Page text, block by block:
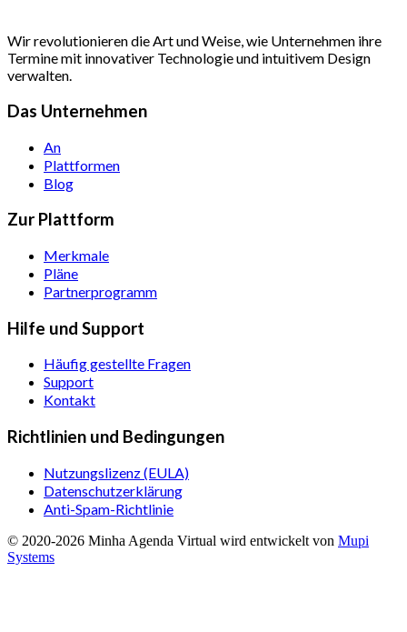
Wir revolutionieren die Art und Weise, wie Unternehmen ihre
Termine mit innovativer Technologie und intuitivem Design
verwalten.
Das Unternehmen
An
Plattformen
Blog
Zur Plattform
Merkmale
Pläne
Partnerprogramm
Hilfe und Support
Häufig gestellte Fragen
Support
Kontakt
Richtlinien und Bedingungen
Nutzungslizenz (EULA)
Datenschutzerklärung
Anti-Spam-Richtlinie
© 2020-2026 Minha Agenda Virtual wird entwickelt von Mupi
Systems